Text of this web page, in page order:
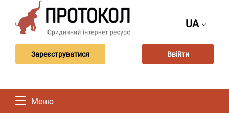
UA
Зареєструватися Ввійти
Меню